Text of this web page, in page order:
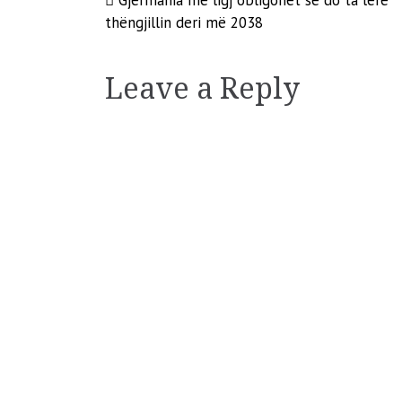
navigation
thëngjillin deri më 2038
Leave a Reply